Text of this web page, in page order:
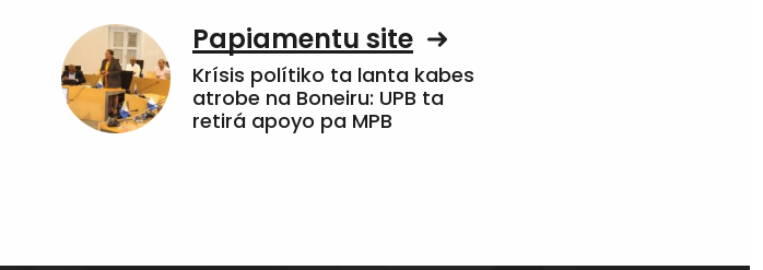
Papiamentu site
Krísis polítiko ta lanta kabes
atrobe na Boneiru: UPB ta
retirá apoyo pa MPB